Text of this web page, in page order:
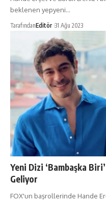
beklenen yepyeni…
TarafındanEditör 31 Ağu 2023
Yeni Dizi ‘Bambaşka
Geliyor
FOX'un başrollerinde Hande